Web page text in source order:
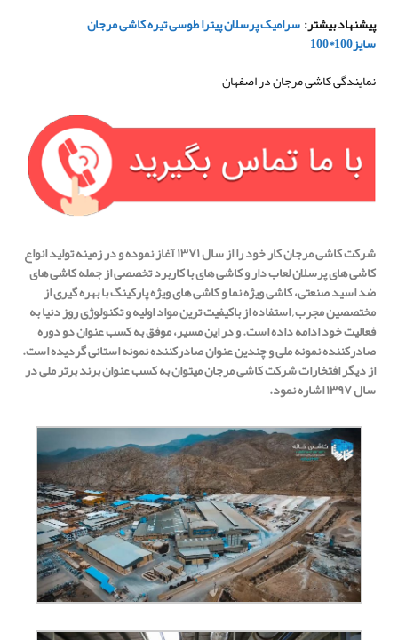
پیشنهاد بیشتر:سرامیک پرسلان پیترا طوسی تیره کاشی مرجان
سایز100*100
نمایندگی کاشی مرجان در اصفهان
شرکت کاشی مرجان کار خود را از سال ۱۳۷۱ آغاز نموده و در زمینه تولید انواع
کاشی های پرسلان لعاب دار و کاشی های با کاربرد تخصصی از جمله کاشی های
ضد اسید صنعتی، کاشی ویژه نما و کاشی های ویژه پارکینگ با بهره گیری از
مختصصین مجرب , استفاده از باکیفیت ترین مواد اولیه و تکنولوژی روز دنیا به
فعالیت خود ادامه داده است. و در این مسیر، موفق به کسب عنوان دو دوره
صادرکننده نمونه ملی و چندین عنوان صادرکننده نمونه استانی گردیده است.
از دیگر افتخارات شرکت کاشی مرجان میتوان به کسب عنوان برند برتر ملی در
سال ۱۳۹۷ اشاره نمود.